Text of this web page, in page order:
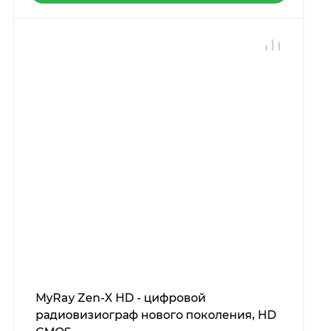
MyRay Zen-X HD - цифровой
радиовизиограф нового поколения, HD